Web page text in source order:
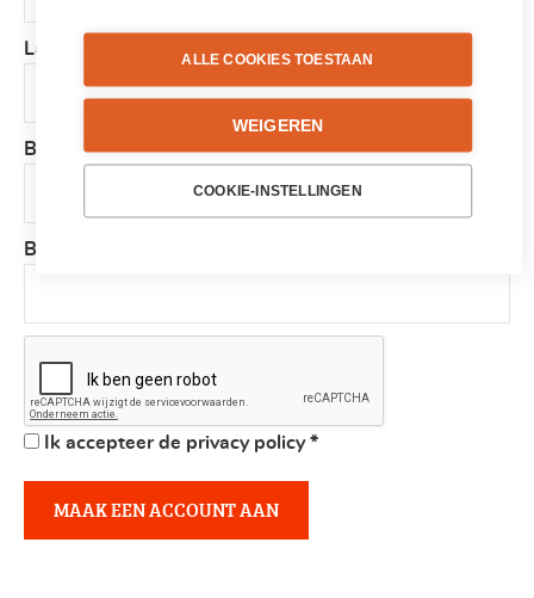
Land
Bedrijf
BTW-nummer
Ik accepteer de privacy policy*
ALLE COOKIES TOESTAAN
WEIGEREN
COOKIE-INSTELLINGEN